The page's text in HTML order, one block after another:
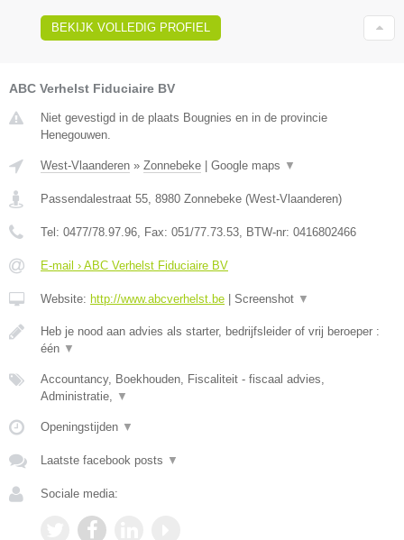
BEKIJK VOLLEDIG PROFIEL
ABC Verhelst Fiduciaire BV
Niet gevestigd in de plaats Bougnies en in de provincie
Henegouwen.
West-Vlaanderen » Zonnebeke Google maps ▼
Passendalestraat 55 8980 Zonnebeke (West-Vlaanderen)
Tel: 0477/78.97.96 , Fax: 051/77.73.53 , BTW-nr: 0416802466
E-mail › ABC Verhelst Fiduciaire BV
Website: http://www.abcverhelst.be Screenshot ▼
Heb je nood aan advies als starter, bedrijfsleider of vrij beroeper :
één ▼
Accountancy, Boekhouden, Fiscaliteit - fiscaal advies,
Administratie,
▼
Openingstijden ▼
Laatste facebook posts ▼
Sociale media: